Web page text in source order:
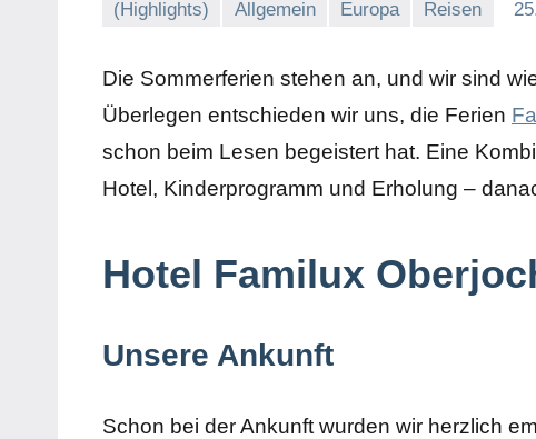
(Highlights) Allgemein Europa Reisen
Die Sommerferien stehen an, und wir sind
Überlegen entschieden wir uns, die Ferien
schon beim Lesen begeistert hat. Eine
Hotel, Kinderprogramm und Erholung –
Hotel Familux
Unsere Ankunft
Schon bei der Ankunft wurden wir herzlich